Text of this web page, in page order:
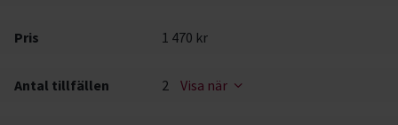
Pris 1 470 kr
Antal tillfällen 2 Visa när